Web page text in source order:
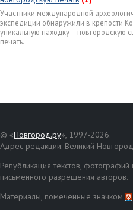
Участники международной
экспедиции обнаружили в крепости
уникальную находку — новгородскую
печать.
© «Новгород.ру», 1997-2026.
Адрес редакции: Великий
Републикация текстов,
письменного разрешения авторов.
Материалы, помеченные значком